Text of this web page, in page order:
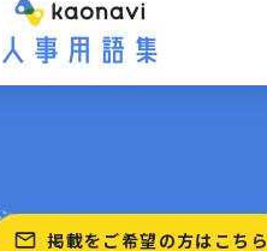
掲載をご希望の方はこちら